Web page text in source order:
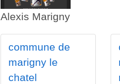
Alexis Marigny
commune de
marigny le
chatel